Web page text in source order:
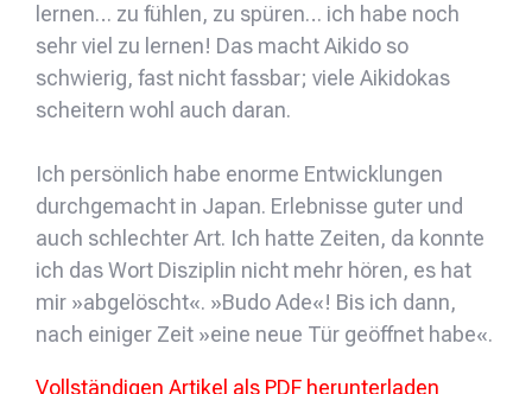
lernen… zu fühlen, zu spüren… ich habe noch
sehr viel zu lernen! Das macht Aikido so
schwierig, fast nicht fassbar; viele Aikidokas
scheitern wohl auch daran.
Ich persönlich habe enorme Entwicklungen
durchgemacht in Japan. Erlebnisse guter und
auch schlechter Art. Ich hatte Zeiten, da konnte
ich das Wort Disziplin nicht mehr hören, es hat
mir »abgelöscht«. »Budo Ade«! Bis ich dann,
nach einiger Zeit »eine neue Tür geöffnet habe«.
Vollständigen Artikel als PDF herunterladen